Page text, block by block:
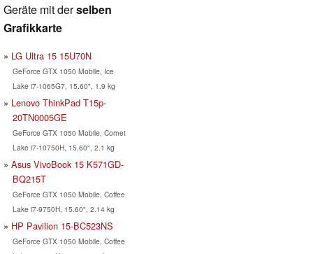
Geräte mit derselben
Grafikkarte
LG Ultra 15 15U70N
GeForce GTX 1050 Mobile, Ice
Lake i7-1065G7, 15.60", 1.9 kg
Lenovo ThinkPad T15p-
20TN0005GE
GeForce GTX 1050 Mobile, Comet
Lake i7-10750H, 15.60", 2.1 kg
Asus VivoBook 15 K571GD-
BQ215T
GeForce GTX 1050 Mobile, Coffee
Lake i7-9750H, 15.60", 2.14 kg
HP Pavilion 15-BC523NS
GeForce GTX 1050 Mobile, Coffee